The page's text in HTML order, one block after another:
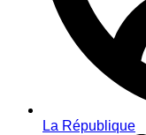
La République